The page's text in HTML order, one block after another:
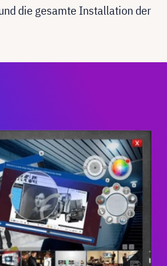
die gesamte Installation der